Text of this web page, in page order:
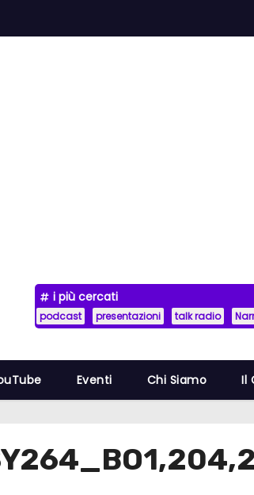
i più cercati
podcast presentazioni talk radio
Eventi Chi Siamo Il